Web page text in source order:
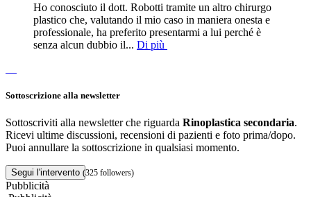
Ho conosciuto il dott. Robotti tramite un altro chirurgo
plastico che, valutando il mio caso in maniera onesta e
professionale, ha preferito presentarmi a lui perché è
senza alcun dubbio il... Di più
Sottoscrizione alla newsletter
Sottoscriviti alla newsletter che riguarda Rinoplastica secondaria.
Ricevi ultime discussioni, recensioni di pazienti e foto prima/dopo.
Puoi annullare la sottoscrizione in qualsiasi momento.
Segui l'intervento (325 followers)
Pubblicità